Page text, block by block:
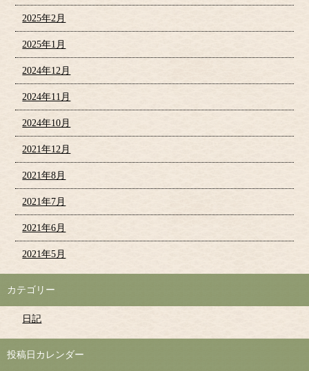
2025年2月
2025年1月
2024年12月
2024年11月
2024年10月
2021年12月
2021年8月
2021年7月
2021年6月
2021年5月
カテゴリー
日記
投稿日カレンダー